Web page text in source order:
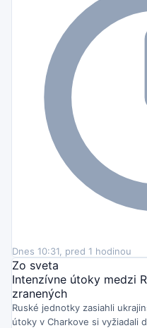
Dnes 10:31, pred 1 hodinou
Zo sveta
Intenzívne útoky medzi
zranených
Ruské jednotky zasiahli
útoky v Charkove si vyžiadali